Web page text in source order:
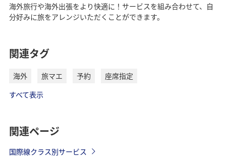
海外旅行や海外出張をより快適に！サービスを組み合わせて、自
分好みに旅をアレンジいただくことができます。
関連タグ
海外 旅マエ 予約
座席指定
すべて表示
関連ページ
国際線クラス別サービス